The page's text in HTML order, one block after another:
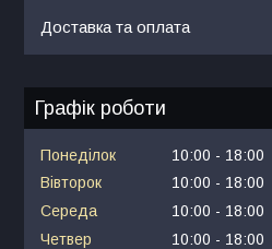
Доставка та оплата
Графік роботи
Понеділок 10:00
18:00
Вівторок
10:00
18:00
Середа
10:00
18:00
Четвер
10:00
18:00